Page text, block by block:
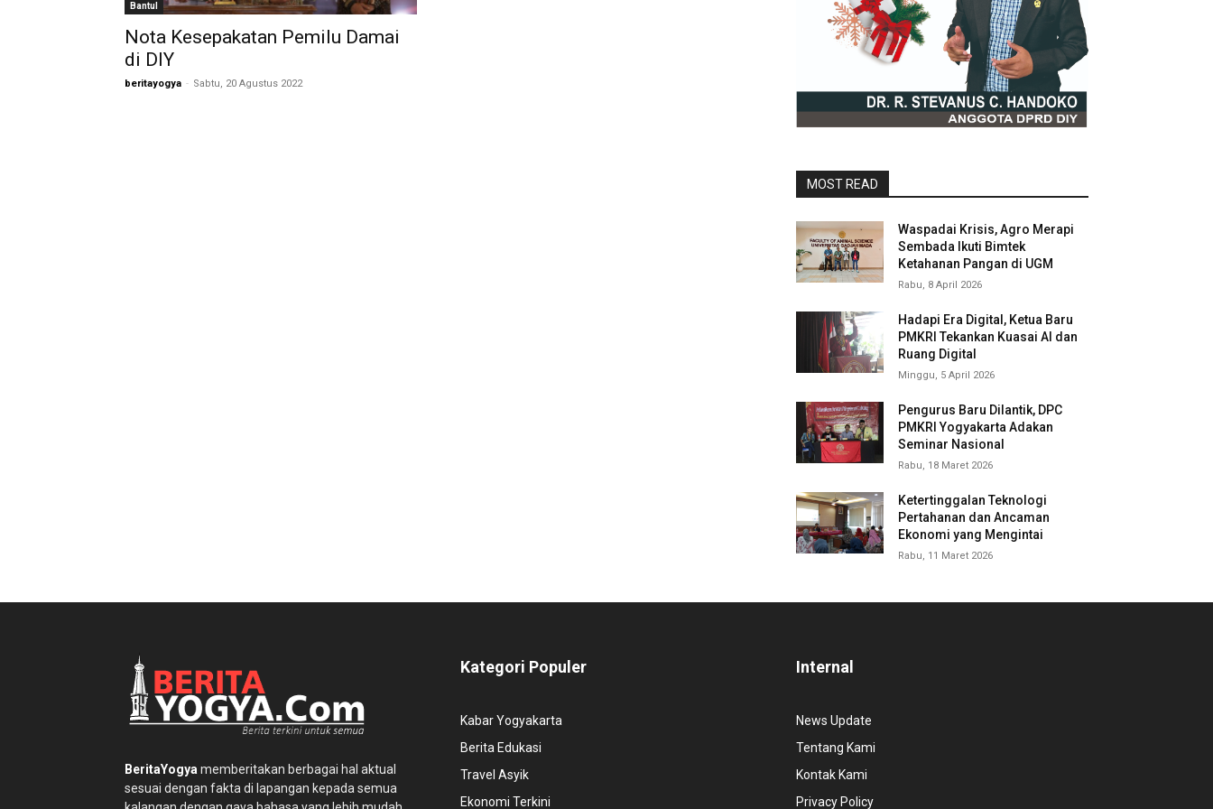
Bantul
Nota Kesepakatan Pemilu Damai
di DIY
beritayogya - Sabtu, 20 Agustus 2022
MOST READ
Waspadai Krisis, Agro Merapi
Sembada Ikuti Bimtek
Ketahanan Pangan di UGM
Rabu, 8 April 2026
Hadapi Era Digital, Ketua Baru
PMKRI Tekankan Kuasai AI dan
Ruang Digital
Minggu, 5 April 2026
Pengurus Baru Dilantik, DPC
PMKRI Yogyakarta Adakan
Seminar Nasional
Rabu, 18 Maret 2026
Ketertinggalan Teknologi
Pertahanan dan Ancaman
Ekonomi yang Mengintai
Rabu, 11 Maret 2026
BeritaYogya memberitakan berbagai hal aktual
sesuai dengan fakta di lapangan kepada semua
Kategori Populer
Kabar Yogyakarta
Berita Edukasi
Travel Asyik
Ekonomi Terkini
Internal
News Update
Tentang Kami
Kontak Kami
Privacy Policy